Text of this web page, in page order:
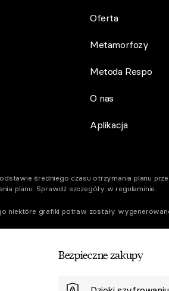
Oferta
Metamorfozy
Metoda Respo
O nas
Aplikacja
średniego czasu otrzymania planu
planu. Sprawdź szczegóły w regulaminie.
niektóre grafiki potraw zostały
Bezpieczne zakupy